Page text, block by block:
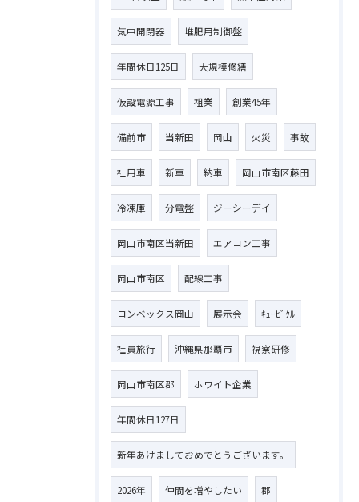
気中開閉器 堆肥用制御盤
年間休日125日 大規模修繕
仮設電源工事 祖業 創業45年
備前市 当新田 岡山 火災 事故
社用車 新車 納車 岡山市南区藤田
冷凍庫 分電盤 ジーシーデイ
岡山市南区当新田 エアコン工事
岡山市南区 配線工事
コンベックス岡山 展示会 ｷｭｰﾋﾞｸﾙ
社員旅行 沖縄県那覇市 視察研修
岡山市南区郡 ホワイト企業
年間休日127日
新年あけましておめでとうございます。
2026年 仲間を増やしたい 郡